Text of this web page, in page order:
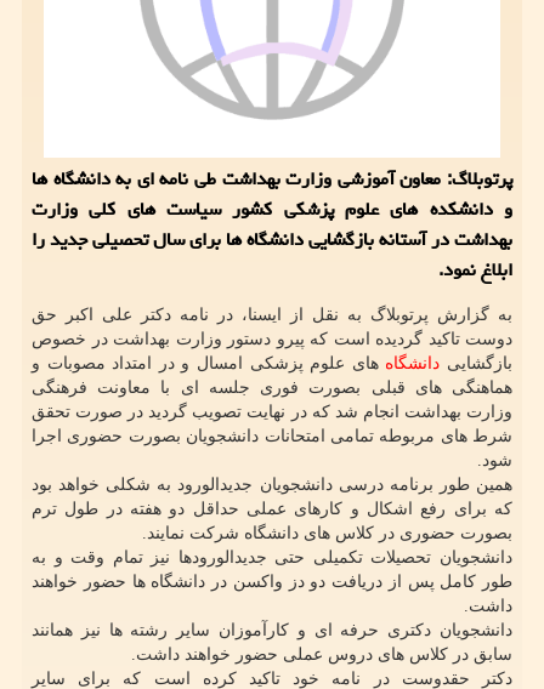
پرتوبلاگ: معاون آموزشی وزارت بهداشت طی نامه ای به دانشگاه ها
و دانشکده های علوم پزشکی کشور سیاست های کلی وزارت
بهداشت در آستانه بازگشایی دانشگاه ها برای سال تحصیلی جدید را
ابلاغ نمود.
به گزارش پرتوبلاگ به نقل از ایسنا، در نامه دکتر علی اکبر حق
دوست تاکید گردیده است که پیرو دستور وزارت بهداشت در خصوص
بازگشایی دانشگاه های علوم پزشکی امسال و در امتداد مصوبات و
هماهنگی های قبلی بصورت فوری جلسه ای با معاونت فرهنگی
وزارت بهداشت انجام شد که در نهایت تصویب گردید در صورت تحقق
شرط های مربوطه تمامی امتحانات دانشجویان بصورت حضوری اجرا
شود.
همین طور برنامه درسی دانشجویان جدیدالورود به شکلی خواهد بود
که برای رفع اشکال و کارهای عملی حداقل دو هفته در طول ترم
بصورت حضوری در کلاس های دانشگاه شرکت نمایند.
دانشجویان تحصیلات تکمیلی حتی جدیدالورودها نیز تمام وقت و به
طور کامل پس از دریافت دو دز واکسن در دانشگاه ها حضور خواهند
داشت.
دانشجویان دکتری حرفه ای و کارآموزان سایر رشته ها نیز همانند
سابق در کلاس های دروس عملی حضور خواهند داشت.
دکتر حقدوست در نامه خود تاکید کرده است که برای سایر